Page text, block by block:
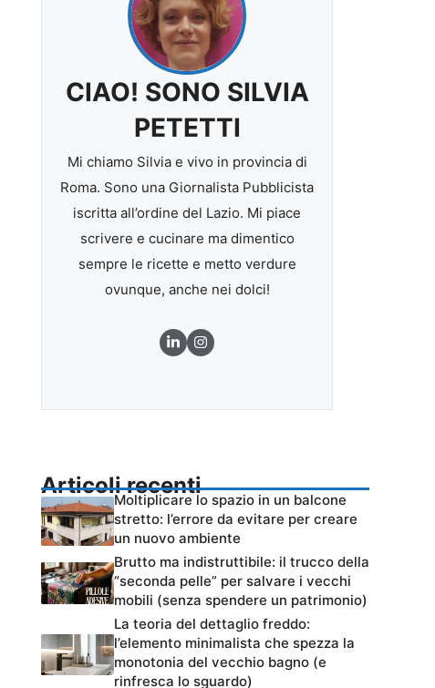
CIAO! SONO SILVIA
PETETTI
Mi chiamo Silvia e vivo in provincia di
Roma. Sono una Giornalista Pubblicista
iscritta all’ordine del Lazio. Mi piace
scrivere e cucinare ma dimentico
sempre le ricette e metto verdure
ovunque, anche nei dolci!
Articoli recenti
Moltiplicare lo spazio in un balcone
stretto: l’errore da evitare per creare
un nuovo ambiente
Brutto ma indistruttibile: il trucco della
“seconda pelle” per salvare i vecchi
mobili (senza spendere un patrimonio)
La teoria del dettaglio freddo:
l’elemento minimalista che spezza la
monotonia del vecchio bagno (e
rinfresca lo sguardo)